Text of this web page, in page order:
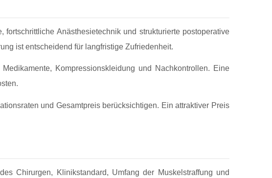
Anästhesietechnik und strukturierte postoperative
ist entscheidend für langfristige Zufriedenheit.
Kompressionskleidung und Nachkontrollen. Eine
und Gesamtpreis berücksichtigen. Ein attraktiver Preis
Chirurgen, Klinikstandard, Umfang der Muskelstraffung und